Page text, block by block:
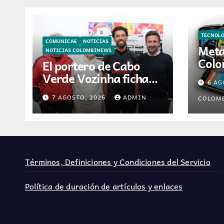
COMUNICAE
NOTICIAS
NOTICIAS COLOMBINEWS
El portero de Cabo
Verde Vozinha ficha
por Colo-Colo y
JETOUR respalda su
nueva etapa
7 AGOSTO, 2026 ADMIN
6
Términos, Definiciones y Condiciones del Servicio
Política de duración de artículos y enlaces